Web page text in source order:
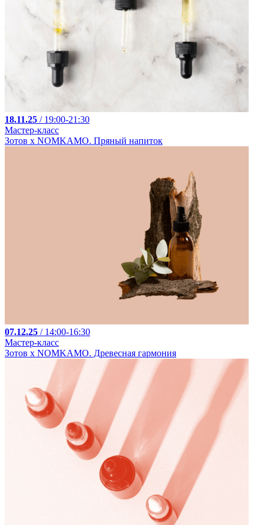
18.11.25 / 19:00-21:30
Мастер-класс
Зотов х NOMKAMO. Пряный напиток
07.12.25 / 14:00-16:30
Мастер-класс
Зотов х NOMKAMO. Древесная гармония